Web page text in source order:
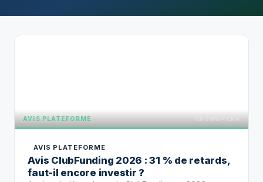
AVIS
AVIS PLATEFORME CROWDPICKR
AVIS PLATEFORME
Avis ClubFunding 2026 : 31 % de retards,
faut-il encore investir ?